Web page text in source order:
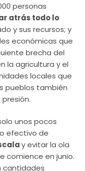
personas
atrás todo lo
y sus recursos; y
económicas que
brecha del
la agricultura y el
locales que
pueblos también
unos pocos
efectivo de
y evitar la ola
comience en junio.
cantidades